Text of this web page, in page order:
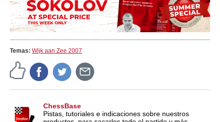
Temas: Wijk aan Zee 2007
ChessBase
Pistas, tutoriales e indicaciones sobre nuestros